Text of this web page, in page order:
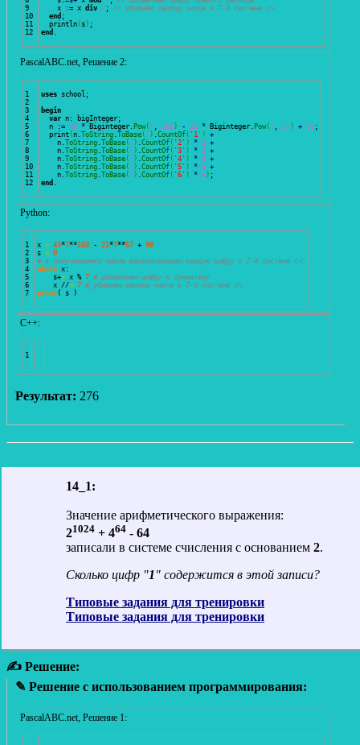
9
10
11
    x
:= x div 7 ; // убираем разряд числа в 7-й системе сч.
end ;
  println
( s) ;
end .
PascalABC.net, Решение 2:
1
2
3
4
5
6
7
8
9
10
11
uses school ;
begin
var n : bigInteger ;
  n
:= 43 * Biginteger . Pow(7 , 103) - 21 * Biginteger . Pow(7 , 57) + 98 ;
  print
(n .ToString .ToBase (7) .CountOf ( '1' ) +
    n
.ToString .ToBase (7) .CountOf ( '2' ) * 2 +
    n
.ToString .ToBase (7) .CountOf ( '3' ) * 3 +
    n
.ToString .ToBase (7) .CountOf ( '4' ) * 4 +
    n
.ToString .ToBase (7) .CountOf ( '5' ) * 5 +
    n
.ToString .ToBase (7) .CountOf ( '6' ) * 6) ;
end .
Python:
1
2
3
4
5
6
x = 43*7**103 - 21*7**57 + 98
s = 0
# в получившемся числе рассматриваем каждую цифру в 7-й системе сч.
while x:
    s+
= x % 7 # добавляем цифру к сумматору
    x //
= 7 # убираем разряд числа в 7-й системе сч.
print ( s )
С++:
Результат: 276
14_1:
Значение арифметического выражения:
21024 + 464 - 64
записали в системе счисления с основанием 2.
Сколько цифр "1" содержится в этой записи?
Типовые задания для тренировки
Типовые задания для тренировки
✍ Решение:
✎ Решение с использованием программирования:
PascalABC.net, Решение 1: